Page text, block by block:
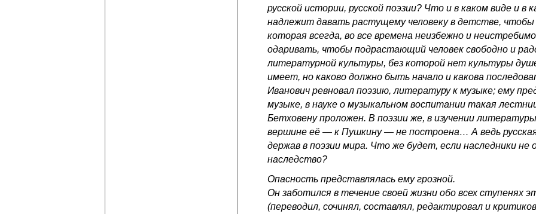
русской истории, русской поэзии? Что и в каком виде и в
надлежит давать растущему человеку в детстве,
которая всегда, во все времена неизбежно и
одаривать, чтобы подрастающий человек свободно и
литературной культуры, без которой нет культуры
имеет, но каково должно быть начало и какова
Иванович ревновал поэзию, литературу к музыке; ему
музыке, в науке о музыкальном воспитании такая
Бетховену проложен. В поэзии же, в изучении
вершине её — к Пушкину — не построена… А ведь
держав в поэзии мира. Что же будет, если наследники не
наследство?
Опасность представлялась ему грозной.
Он заботился в течение своей жизни обо всех ступенях
(переводил, сочинял, составлял, редактировал и